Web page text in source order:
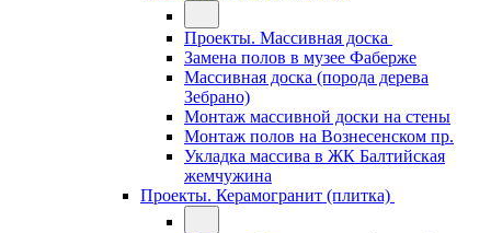
Проекты. Массивная доска
Замена полов в музее Фаберже
Массивная доска (порода дерева
Зебрано)
Монтаж массивной доски на стены
Монтаж полов на Вознесенском пр.
Укладка массива в ЖК Балтийская
жемчужина
Проекты. Керамогранит (плитка)